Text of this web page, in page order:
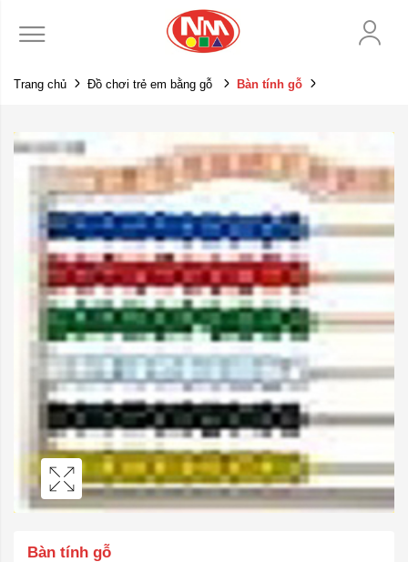
Trang chủ Đồ chơi trẻ em bằng gỗ Bàn tính gỗ
Bàn tính gỗ